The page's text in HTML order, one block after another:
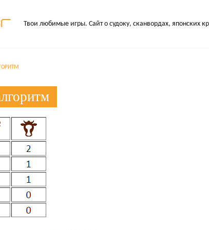
Твои любимые игры. Сайт о судоку, сканвордах, японских